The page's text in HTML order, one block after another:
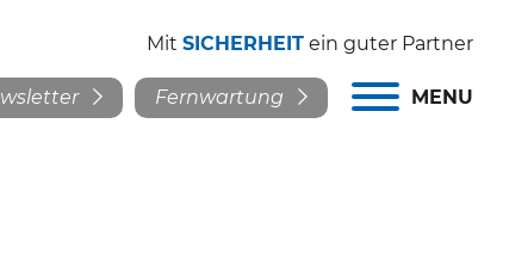
Mit SICHERHEIT ein guter Partner
Fernwartung MENU